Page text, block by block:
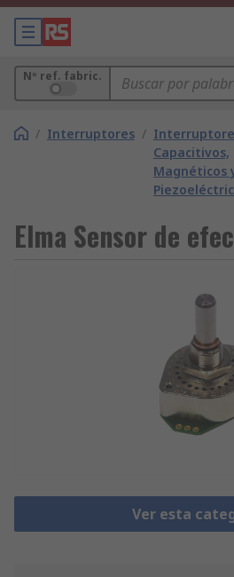
Nº ref. fabric.
/ Interruptores /
Capacitivos,
Magnéticos
Elma Sensor de
Ver esta